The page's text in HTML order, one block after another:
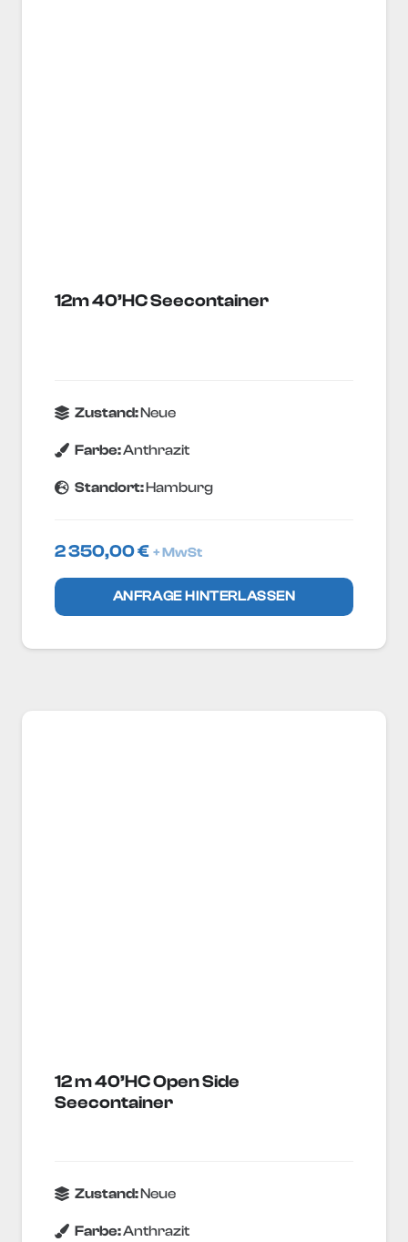
12m 40’HC Seecontainer
Zustand:Neue
Farbe:Anthrazit
Standort:Hamburg
2 350,00€ + MwSt
ANFRAGE HINTERLASSEN
12 m 40’HC Open Side
Seecontainer
Zustand:Neue
Farbe:Anthrazit